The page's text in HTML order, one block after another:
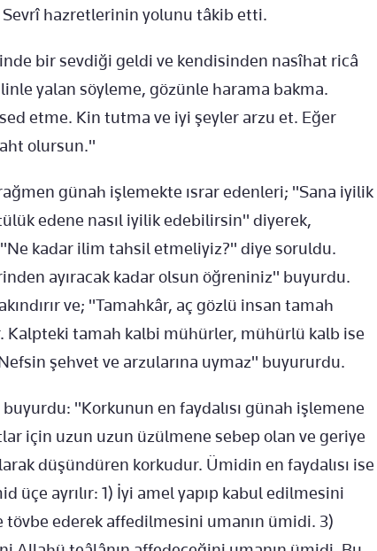
Sevrî hazretlerinin yolunu tâkib etti.
bir sevdiği geldi ve kendisinden nasîhat ricâ
yalan söyleme, gözünle harama bakma.
etme. Kin tutma ve iyi şeyler arzu et. Eğer
olursun."
günah işlemekte ısrar edenleri; "Sana iyilik
edene nasıl iyilik edebilirsin" diyerek,
kadar ilim tahsil etmeliyiz?" diye soruldu.
ayıracak kadar olsun öğreniniz" buyurdu.
ve; "Tamahkâr, aç gözlü insan tamah
Kalpteki tamah kalbi mühürler, mühürlü kalb ise
şehvet ve arzularına uymaz" buyururdu.
"Korkunun en faydalısı günah işlemene
için uzun uzun üzülmene sebep olan ve geriye
düşündüren korkudur. Ümidin en faydalısı ise
üçe ayrılır: 1) İyi amel yapıp kabul edilmesini
tövbe ederek affedilmesini umanın ümidi. 3)